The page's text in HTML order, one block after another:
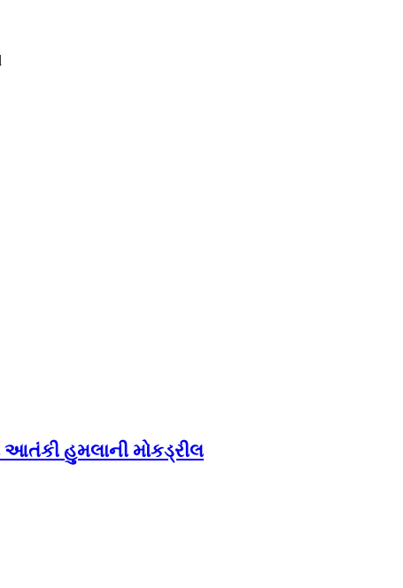
આતંકી હુમલાની મોકડ્રીલ